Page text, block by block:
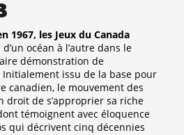
1967, les Jeux du Canada
océan à l’autre dans le
démonstration de
issu de la base pour
canadien, le mouvement des
droit de s’approprier sa riche
témoignent avec éloquence
qui décrivent cinq décennies